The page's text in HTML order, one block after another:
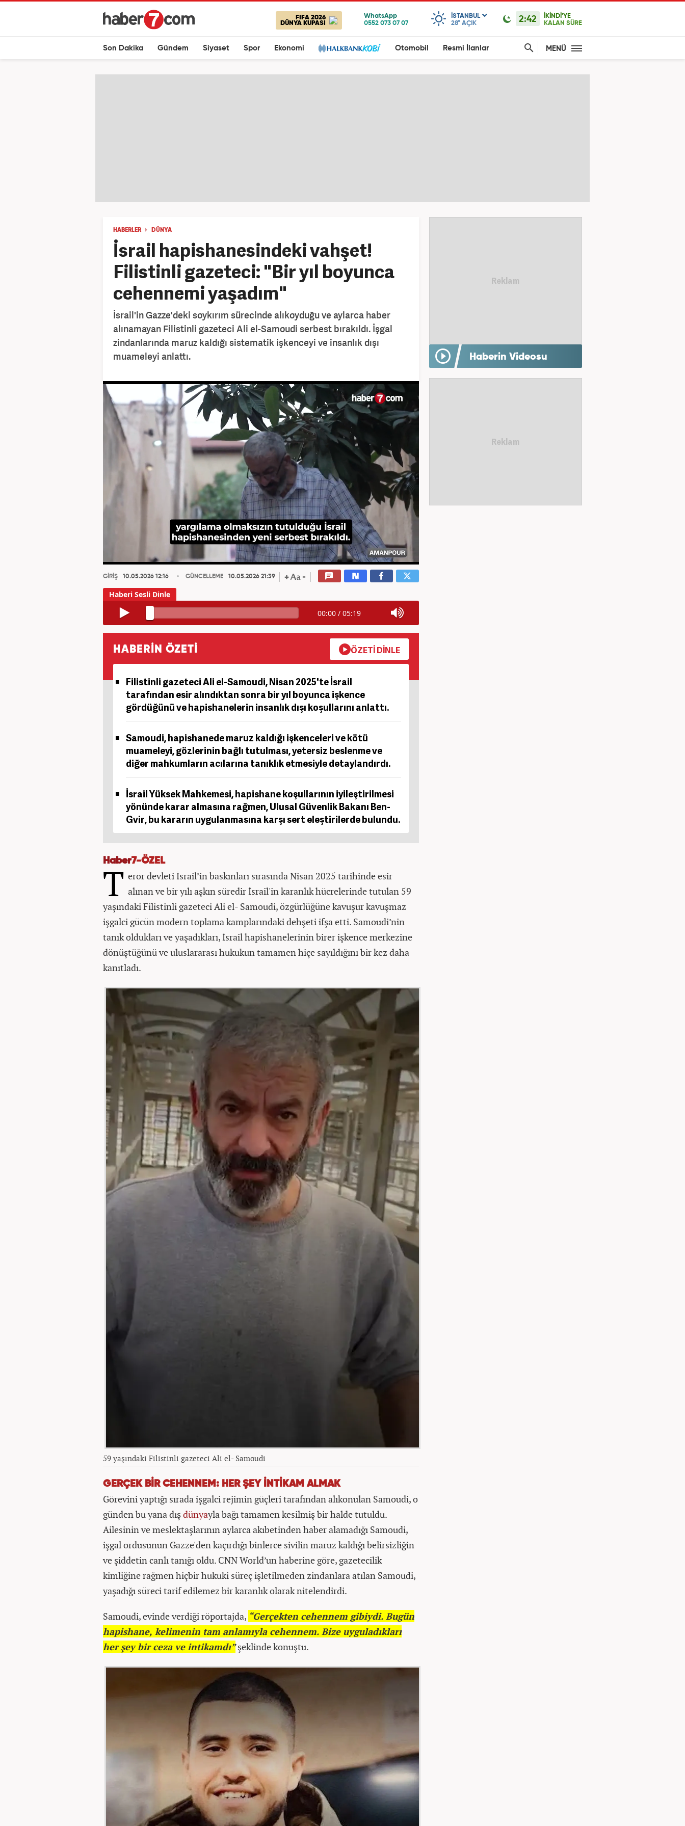
FIFA 2026
DÜNYA KUPASI
ISTANBUL
28° AÇIK 2:42
İKİNDİ'YE
KALAN SÜRE
Son Dakika Gündem Siyaset Spor Ekonomi Otomobil Resmi İlanlar MENÜ
HABERLER DÜNYA
İsrail hapishanesindeki vahşet!
Filistinli gazeteci: "Bir yıl boyunca
cehennemi yaşadım"
İsrail'in Gazze'deki soykırım sürecinde alıkoyduğu ve aylarca haber
alınamayan Filistinli gazeteci Ali el-Samoudi serbest bırakıldı. İşgal
zindanlarında maruz kaldığı sistematik işkenceyi ve insanlık dışı
muameleyi anlattı.
GİRİŞ 10.05.2026 12:16 GÜNCELLEME 10.05.2026 21:39
00:00 / 05:19
HABERİN ÖZETİ ÖZETİ DİNLE
Filistinli gazeteci Ali el-Samoudi, Nisan 2025'te İsrail
tarafından esir alındıktan sonra bir yıl boyunca işkence
gördüğünü ve hapishanelerin insanlık dışı koşullarını anlattı.
Samoudi, hapishanede maruz kaldığı işkenceleri ve kötü
muameleyi, gözlerinin bağlı tutulması, yetersiz beslenme ve
diğer mahkumların acılarına tanıklık etmesiyle detaylandırdı.
İsrail Yüksek Mahkemesi, hapishane koşullarının iyileştirilmesi
yönünde karar almasına rağmen, Ulusal Güvenlik Bakanı Ben-
Gvir, bu kararın uygulanmasına karşı sert eleştirilerde bulundu.
Haber7-ÖZEL
T erör devleti İsrail’in baskınları sırasında Nisan 2025 tarihinde esir
alınan ve bir yılı aşkın süredir İsrail'in karanlık hücrelerinde tutulan 59
yaşındaki Filistinli gazeteci Ali el- Samoudi, özgürlüğüne kavuşur kavuşmaz
işgalci gücün modern toplama kamplarındaki dehşeti ifşa etti. Samoudi’nin
tanık oldukları ve yaşadıkları, İsrail hapishanelerinin birer işkence merkezine
dönüştüğünü ve uluslararası hukukun tamamen hiçe sayıldığını bir kez daha
kanıtladı.
59 yaşındaki Filistinli gazeteci Ali el- Samoudi
GERÇEK BİR CEHENNEM: HER ŞEY İNTİKAM ALMAK
Görevini yaptığı sırada işgalci rejimin güçleri tarafından alıkonulan Samoudi, o
günden bu yana dışdünyayla bağı tamamen kesilmiş bir halde tutuldu.
Ailesinin ve meslektaşlarının aylarca akıbetinden haber alamadığı Samoudi,
işgal ordusunun Gazze'den kaçırdığı binlerce sivilin maruz kaldığı belirsizliğin
ve şiddetin canlı tanığı oldu. CNN World’un haberine göre, gazetecilik
kimliğine rağmen hiçbir hukuki süreç işletilmeden zindanlara atılan Samoudi,
yaşadığı süreci tarif edilemez bir karanlık olarak nitelendirdi.
Samoudi, evinde verdiği röportajda, “Gerçekten cehennem gibiydi. Bugün
hapishane, kelimenin tam anlamıyla cehennem. Bize uyguladıkları
her şey bir ceza ve intikamdı”şeklinde konuştu.
Haberin Videosu